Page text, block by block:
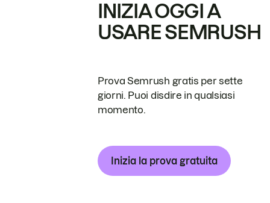
INIZIA OGGI A
USARE SEMRUSH
Prova Semrush gratis per sette
giorni. Puoi disdire in qualsiasi
momento.
Inizia la prova gratuita